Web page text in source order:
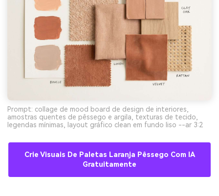
Prompt: collage de mood board de design de interiores,
amostras quentes de pêssego e argila, texturas de tecido,
legendas mínimas, layout gráfico clean em fundo liso --ar 3:2
Crie Visuais De Paletas Laranja Pêssego Com IA
Gratuitamente